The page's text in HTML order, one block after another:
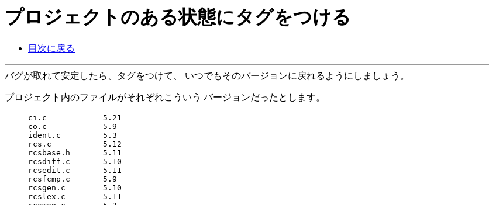
プロジェクトのある状態にタグをつける
目次に戻る
バグが取れて安定したら、タグをつけて、 いつでもそのバージョンに戻れるようにしましょう。
プロジェクト内のファイルがそれぞれこういう バージョンだったとします。
     ci.c            5.21
     co.c            5.9
     ident.c         5.3
     rcs.c           5.12
     rcsbase.h       5.11
     rcsdiff.c       5.10
     rcsedit.c       5.11
     rcsfcmp.c       5.9
     rcsgen.c        5.10
     rcslex.c        5.11